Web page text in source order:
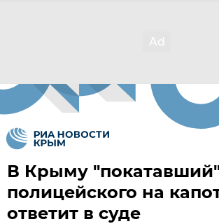
В Крыму
полицейского на
ответит в суде